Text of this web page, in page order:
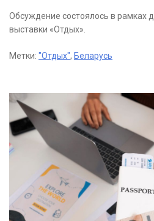
Обсуждение состоялось в рамках
выставки «Отдых».
Метки: "Отдых", Беларусь